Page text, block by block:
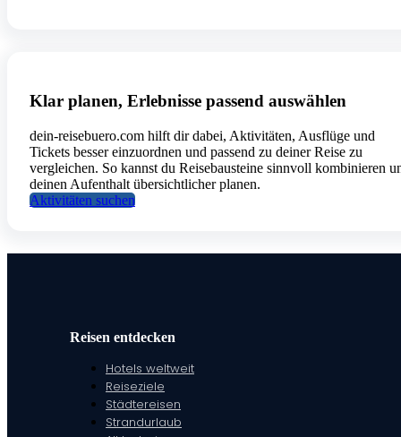
Klar planen, Erlebnisse passend auswählen
dein-reisebuero.com hilft dir dabei, Aktivitäten, Ausflüge und
Tickets besser einzuordnen und passend zu deiner Reise zu
vergleichen. So kannst du Reisebausteine sinnvoll kombinieren
deinen Aufenthalt übersichtlicher planen.
Aktivitäten suchen
Reisen entdecken
Hotels weltweit
Reiseziele
Städtereisen
Strandurlaub